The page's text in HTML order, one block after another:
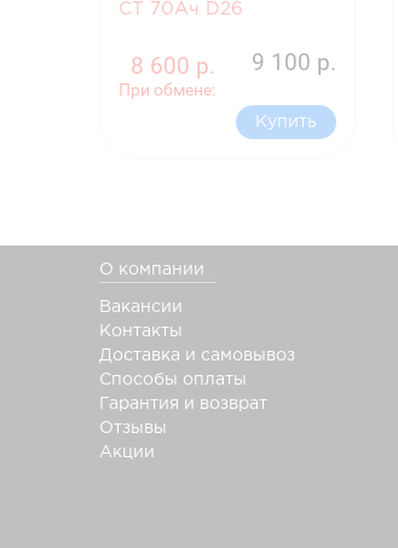
CT 70Ач D26
При обмене:
8 600 р. 9 100 р.
Купить
О компании
Вакансии
Контакты
Доставка и самовывоз
Способы оплаты
Гарантия и возврат
Отзывы
Акции